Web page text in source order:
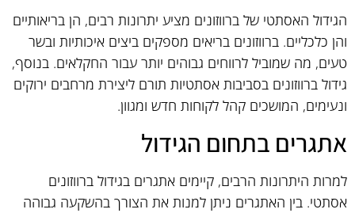
הגידול האסתטי של ברווזונים מציע יתרונות רבים, הן בריאותיים
והן כלכליים. ברווזונים בריאים מספקים ביצים איכותיות ובשר
טעים, מה שמוביל לרווחים גבוהים יותר עבור החקלאים. בנוסף,
גידול ברווזונים בסביבות אסתטיות תורם ליצירת מרחבים ירוקים
ונעימים, המושכים קהל לקוחות חדש ומגוון.
אתגרים בתחום הגידול
למרות היתרונות הרבים, קיימים אתגרים בגידול ברווזונים
אסתטי. בין האתגרים ניתן למנות את הצורך בהשקעה גבוהה